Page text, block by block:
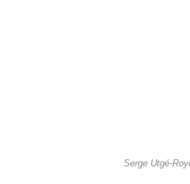
Serge Utgé-